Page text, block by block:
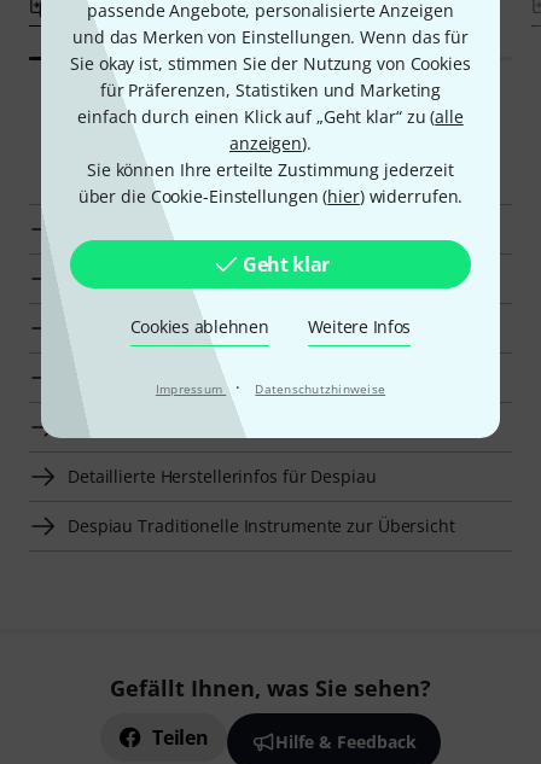
passende Angebote, personalisierte Anzeigen
und das Merken von Einstellungen. Wenn das für
Sie okay ist, stimmen Sie der Nutzung von Cookies
für Präferenzen, Statistiken und Marketing
einfach durch einen Klick auf „Geht klar“ zu (alle
anzeigen).
Sie können Ihre erteilte Zustimmung jederzeit
über die Cookie-Einstellungen (hier) widerrufen.
Geht klar
Cookies ablehnen Weitere Infos
Impressum · Datenschutzhinweise
Vergleichen Vergleichen
Smart Navigator
Despiau Stege für Cello zur Übersicht
Zur Kategorie Stege für Cello
Zur Kategorie Zubehör für Cello
Zur Kategorie Streichinstrumente
Zur Kategorie Traditionelle Instrumente
Detaillierte Herstellerinfos für Despiau
Despiau Traditionelle Instrumente zur Übersicht
Gefällt Ihnen, was Sie sehen?
Teilen Hilfe & Feedback